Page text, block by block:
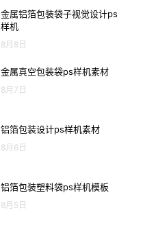
金属铝箔包装袋子视觉设计ps
样机
8月8日
金属真空包装袋ps样机素材
8月7日
铝箔包装设计ps样机素材
8月6日
铝箔包装塑料袋ps样机模板
8月5日